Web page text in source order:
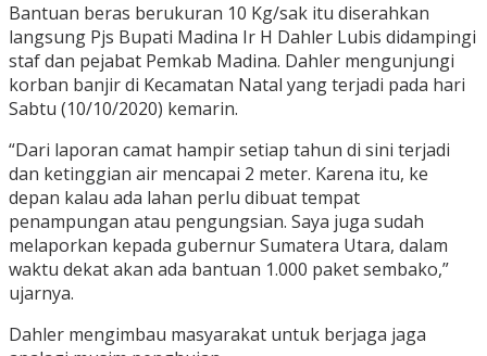
Bantuan beras berukuran 10 Kg/sak itu diserahkan
langsung Pjs Bupati Madina Ir H Dahler Lubis didampingi
staf dan pejabat Pemkab Madina. Dahler mengunjungi
korban banjir di Kecamatan Natal yang terjadi pada hari
Sabtu (10/10/2020) kemarin.
“Dari laporan camat hampir setiap tahun di sini terjadi
dan ketinggian air mencapai 2 meter. Karena itu, ke
depan kalau ada lahan perlu dibuat tempat
penampungan atau pengungsian. Saya juga sudah
melaporkan kepada gubernur Sumatera Utara, dalam
waktu dekat akan ada bantuan 1.000 paket sembako,”
ujarnya.
Dahler mengimbau masyarakat untuk berjaga jaga